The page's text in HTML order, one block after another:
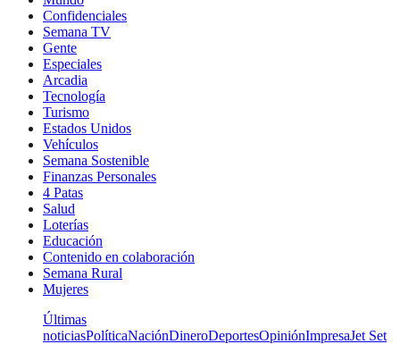
Confidenciales
Semana TV
Gente
Especiales
Arcadia
Tecnología
Turismo
Estados Unidos
Vehículos
Semana Sostenible
Finanzas Personales
4 Patas
Salud
Loterías
Educación
Contenido en colaboración
Semana Rural
Mujeres
Últimas
noticiasPolíticaNaciónDineroDeportesOpiniónImpresaJet Set